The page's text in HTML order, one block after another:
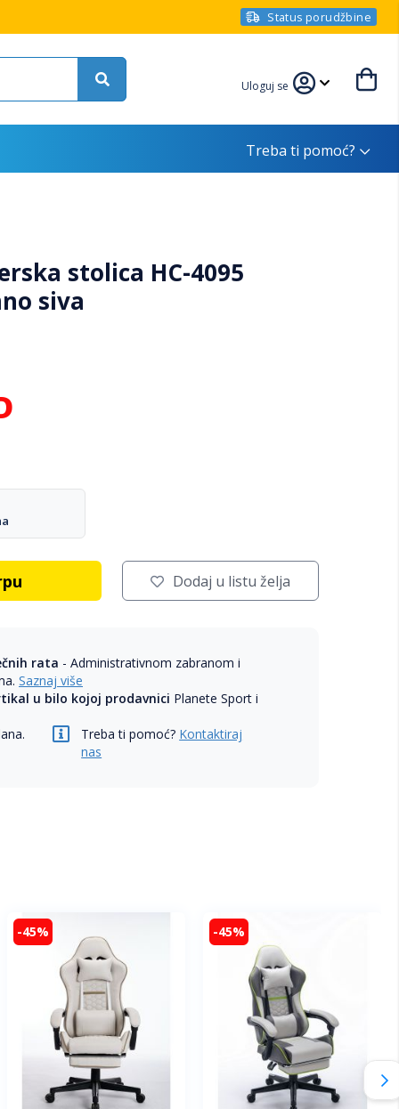
Status porudžbine
Uloguj se
Treba ti pomoć?
stolica HC-4095
siva
Dodaj u listu želja
rata - Administrativnom zabranom i
Saznaj više
u bilo kojoj prodavnici Planete Sport i
Treba ti pomoć? Kontaktiraj
nas
-45% -45%